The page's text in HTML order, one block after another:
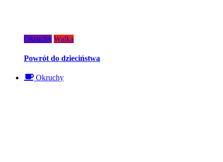
Okruchy Walka
Powrót do dzieciństwa
Okruchy